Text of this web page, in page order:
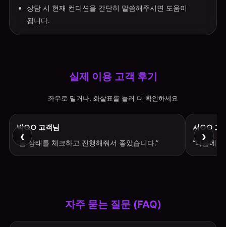
상담 시 현재 컨디션을 간단히 말씀해주시면 도움이
됩니다.
실제 이용 고객 후기
좌우로 밀거나, 화살표를 눌러 더 확인하세요
‹
박○○ 고객님
“몸 상태를 체크하고 진행해줘서 좋았습니다.”
서○○ 고
“다음에도
›
자주 묻는 질문 (FAQ)